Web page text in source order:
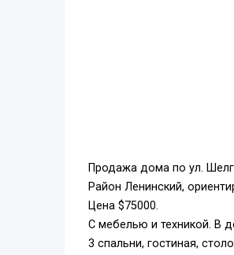
Продажа дома по ул.
Район Ленинский,
Цена $75000.
С мебелью и техникой. В
3 спальни, гостиная,